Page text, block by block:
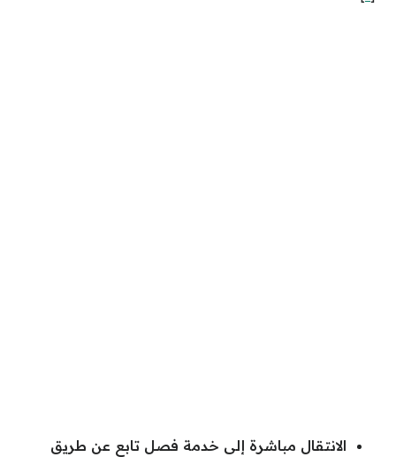
الانتقال مباشرة إلى خدمة فصل تابع عن طريق